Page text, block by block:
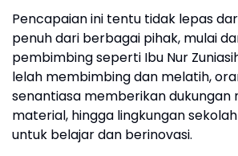
Pencapaian ini tentu tidak lepas
penuh dari berbagai pihak, mulai
pembimbing seperti Ibu Nur
lelah membimbing dan melatih,
senantiasa memberikan dukungan
material, hingga lingkungan
untuk belajar dan berinovasi.